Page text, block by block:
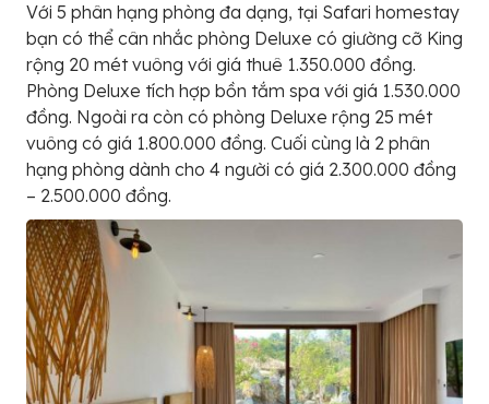
Với 5 phân hạng phòng đa dạng, tại Safari homestay
bạn có thể cân nhắc phòng Deluxe có giường cỡ King
rộng 20 mét vuông với giá thuê 1.350.000 đồng.
Phòng Deluxe tích hợp bồn tắm spa với giá 1.530.000
đồng. Ngoài ra còn có phòng Deluxe rộng 25 mét
vuông có giá 1.800.000 đồng. Cuối cùng là 2 phân
hạng phòng dành cho 4 người có giá 2.300.000 đồng
– 2.500.000 đồng.